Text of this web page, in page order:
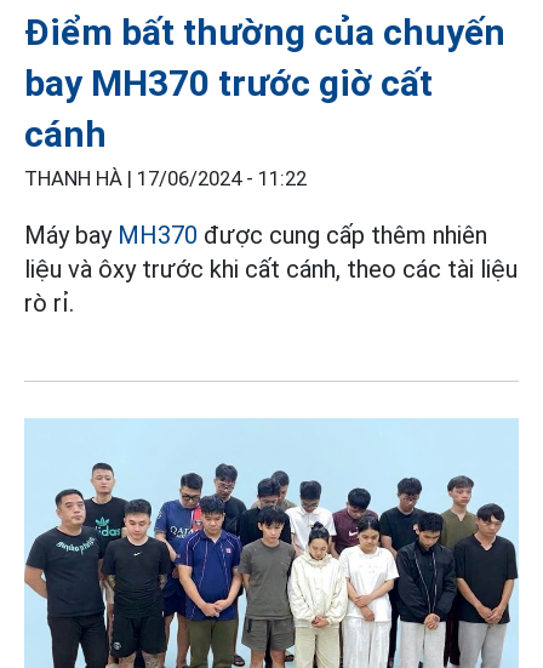
Điểm bất thường của chuyến
bay MH370 trước giờ cất
cánh
THANH HÀ | 17/06/2024 - 11:22
Máy bay MH370 được cung cấp thêm nhiên
liệu và ôxy trước khi cất cánh, theo các tài liệu
rò rỉ.